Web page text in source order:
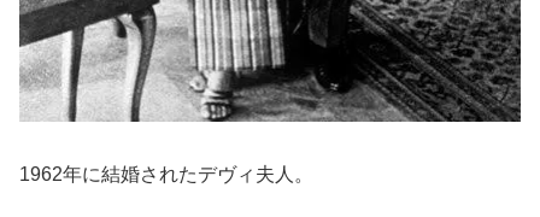
1962年に結婚されたデヴィ夫人。